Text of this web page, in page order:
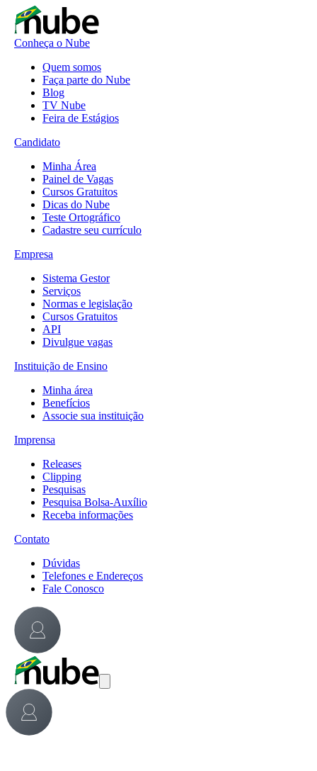
Conheça o Nube
Quem somos
Faça parte do Nube
Blog
TV Nube
Feira de Estágios
Candidato
Minha Área
Painel de Vagas
Cursos Gratuitos
Dicas do Nube
Teste Ortográfico
Cadastre seu currículo
Empresa
Sistema Gestor
Serviços
Normas e legislação
Cursos Gratuitos
API
Divulgue vagas
Instituição de Ensino
Minha área
Benefícios
Associe sua instituição
Imprensa
Releases
Clipping
Pesquisas
Pesquisa Bolsa-Auxílio
Receba informações
Contato
Dúvidas
Telefones e Endereços
Fale Conosco